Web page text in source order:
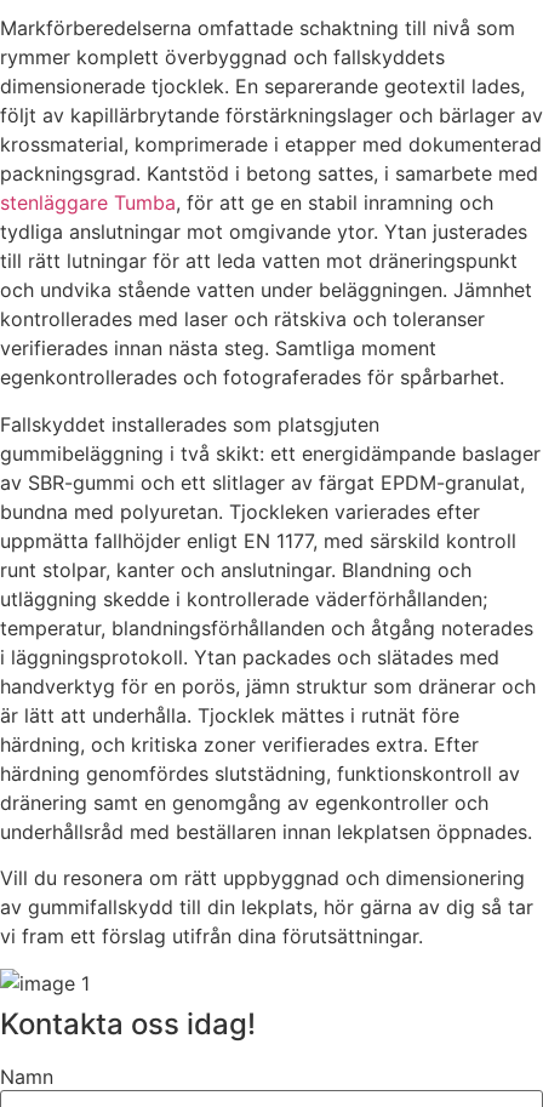
Markförberedelserna omfattade schaktning till nivå som
rymmer komplett överbyggnad och fallskyddets
dimensionerade tjocklek. En separerande geotextil lades,
följt av kapillärbrytande förstärkningslager och bärlager av
krossmaterial, komprimerade i etapper med dokumenterad
packningsgrad. Kantstöd i betong sattes, i samarbete med
stenläggare Tumba, för att ge en stabil inramning och
tydliga anslutningar mot omgivande ytor. Ytan justerades
till rätt lutningar för att leda vatten mot dräneringspunkt
och undvika stående vatten under beläggningen. Jämnhet
kontrollerades med laser och rätskiva och toleranser
verifierades innan nästa steg. Samtliga moment
egenkontrollerades och fotograferades för spårbarhet.
Fallskyddet installerades som platsgjuten
gummibeläggning i två skikt: ett energidämpande baslager
av SBR-gummi och ett slitlager av färgat EPDM-granulat,
bundna med polyuretan. Tjockleken varierades efter
uppmätta fallhöjder enligt EN 1177, med särskild kontroll
runt stolpar, kanter och anslutningar. Blandning och
utläggning skedde i kontrollerade väderförhållanden;
temperatur, blandningsförhållanden och åtgång noterades
i läggningsprotokoll. Ytan packades och slätades med
handverktyg för en porös, jämn struktur som dränerar och
är lätt att underhålla. Tjocklek mättes i rutnät före
härdning, och kritiska zoner verifierades extra. Efter
härdning genomfördes slutstädning, funktionskontroll av
dränering samt en genomgång av egenkontroller och
underhållsråd med beställaren innan lekplatsen öppnades.
Vill du resonera om rätt uppbyggnad och dimensionering
av gummifallskydd till din lekplats, hör gärna av dig så tar
vi fram ett förslag utifrån dina förutsättningar.
Kontakta oss idag!
Namn